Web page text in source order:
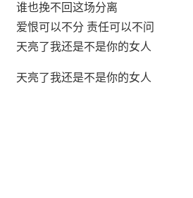
谁也挽不回这场分离
爱恨可以不分 责任可以不问
天亮了我还是不是你的女人
天亮了我还是不是你的女人